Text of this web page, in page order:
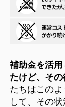
補助金を活
たけど、そ
たちはこの
して、その